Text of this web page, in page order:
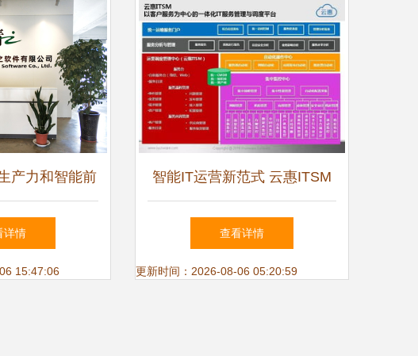
产力和智能前
A+轮融资，
场实验室自动
详情
15:47:06
智能IT运营新范式 云惠ITSM
2.0产品详解与技术赋能实践
查看详情
更新时间：2026-08-06 05:20:59